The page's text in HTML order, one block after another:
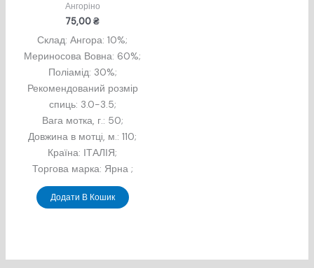
Ангоріно
75,00₴
Склад: Ангора: 10%;
Мериносова Вовна: 60%;
Поліамід: 30%;
Рекомендований розмір
спиць: 3.0-3.5;
Вага мотка, г.: 50;
Довжина в мотцi, м.: 110;
Країна: ІТАЛІЯ;
Торгова марка: Ярна ;
Додати В Кошик